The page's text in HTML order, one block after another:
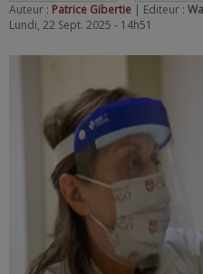
Auteur : Patrice Gibertie | Editeur :
Lundi, 22 Sept. 2025 - 14h51